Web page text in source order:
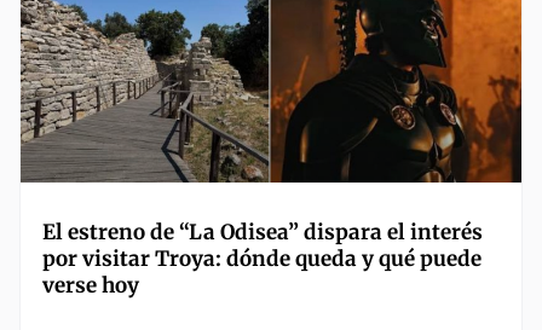
El estreno de “La Odisea” dispara el interés
por visitar Troya: dónde queda y qué puede
verse hoy